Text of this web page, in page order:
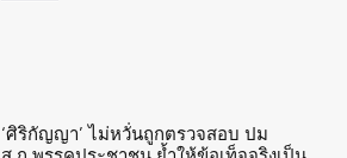
‘ศิริกัญญา’ ไม่หวั่นถูกตรวจสอบ ปม